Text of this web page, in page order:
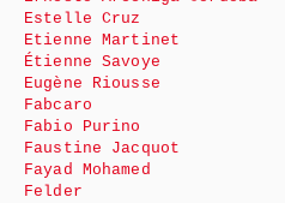
Estelle Cruz
Etienne Martinet
Étienne Savoye
Eugène Riousse
Fabcaro
Fabio Purino
Faustine Jacquot
Fayad Mohamed
Felder